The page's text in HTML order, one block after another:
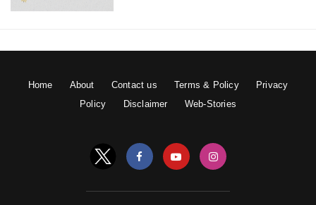
Home About Contact us Terms & Policy
Privacy
Policy
Disclaimer Web-Stories